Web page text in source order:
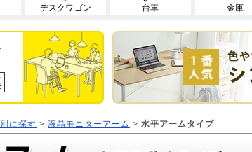
デスクワゴン 台車 金庫
に探す > 液晶モニターアーム > 水平アームタイプ